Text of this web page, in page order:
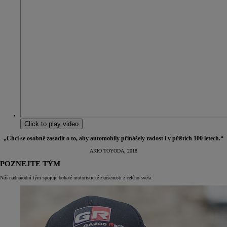
Click to play video
„Chci se osobně zasadit o to, aby automobily přinášely radost i v příštích 100 letech.“
AKIO TOYODA, 2018
POZNEJTE TÝM
Náš nadnárodní tým spojuje bohaté motoristické zkušenosti z celého světa.